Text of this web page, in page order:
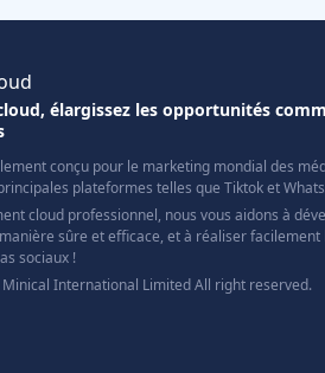
élargissez les opportunités
conçu pour le marketing mondial des
plateformes telles que Tiktok et
cloud professionnel, nous vous aidons à
sûre et efficace, et à réaliser
sociaux !
International Limited All right reserved.